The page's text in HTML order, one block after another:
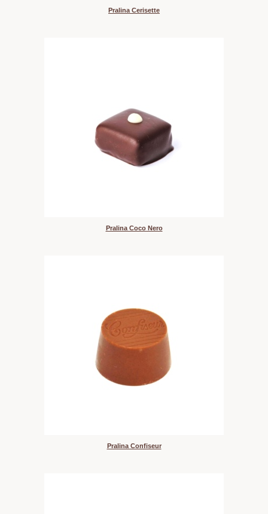
Pralina Cerisette
Pralina Coco Nero
Pralina Confiseur